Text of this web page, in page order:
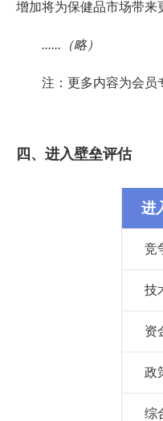
增加将为保健品市场带来
......（略）
注：更多内容为会员
四、进入壁垒评估
进
竞
技
资
政
综